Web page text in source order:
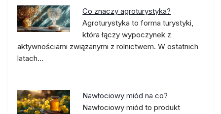
Co znaczy agroturystyka?
Agroturystyka to forma turystyki,
która łączy wypoczynek z
aktywnościami związanymi z rolnictwem. W ostatnich
latach…
Nawłociowy miód na co?
Nawłociowy miód to produkt